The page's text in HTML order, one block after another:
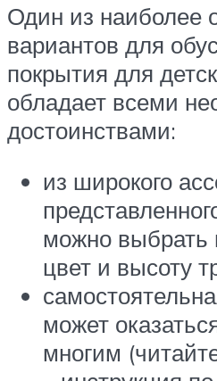
Один из наиболее
вариантов для
покрытия для
обладает всеми
достоинствами:
из широкого
можно выбрать
цвет и высоту
может
многим